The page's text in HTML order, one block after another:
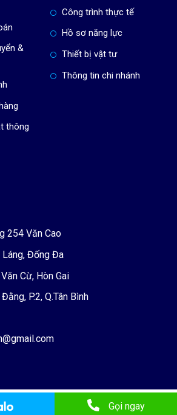
&
thông
Công trình thực tế
Hồ sơ năng lực
Thiết bị vật tư
Thông tin chi nhánh
254 Văn Cao
Đống Đa
Cừ, Hòn Gai
P.2, Q.Tân Bình
©Cường An Designed by Upweb.vn
Gọi ngay